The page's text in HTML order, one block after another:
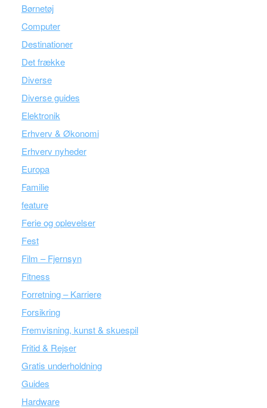
Børnetøj
Computer
Destinationer
Det frække
Diverse
Diverse guides
Elektronik
Erhverv & Økonomi
Erhverv nyheder
Europa
Familie
feature
Ferie og oplevelser
Fest
Film – Fjernsyn
Fitness
Forretning – Karriere
Forsikring
Fremvisning, kunst & skuespil
Fritid & Rejser
Gratis underholdning
Guides
Hardware